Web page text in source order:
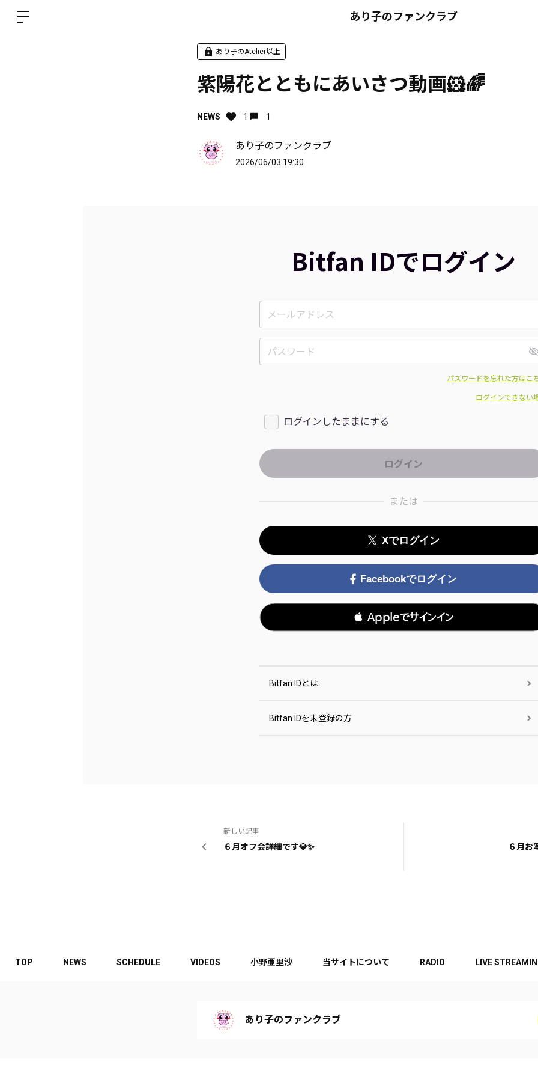
あり子のファンクラブ
あり子のAtelier以上
紫陽花とともにあいさつ動画🐹🌈
NEWS 1 1
あり子のファンクラブ
2026/06/03 19:30
Bitfan IDでログイン
パスワードを忘れた方はこ
ログインできない
ログインしたままにする
または
Xでログイン
Facebookでログイン
 Appleでサインイン
Bitfan IDとは
Bitfan IDを未登録の方
新しい記事
６月オフ会詳細です💎✨ ６月お
TOP NEWS SCHEDULE VIDEOS 小野亜里沙 当サイトについて RADIO LIVE
あり子のファンクラブ